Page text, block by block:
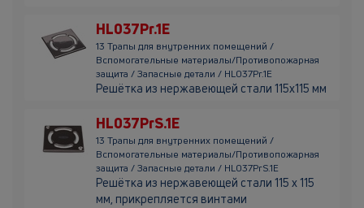
HL037Pr.1E
13 Трапы для внутренних помещений /
Вспомогательные материалы/Противопожарная
защита / Запасные детали / HL037Pr.1E
Решётка из нержавеющей стали 115х115 мм
HL037PrS.1E
13 Трапы для внутренних помещений /
Вспомогательные материалы/Противопожарная
защита / Запасные детали / HL037PrS.1E
Решётка из нержавеющей стали 115 х 115
мм, прикрепляется винтами